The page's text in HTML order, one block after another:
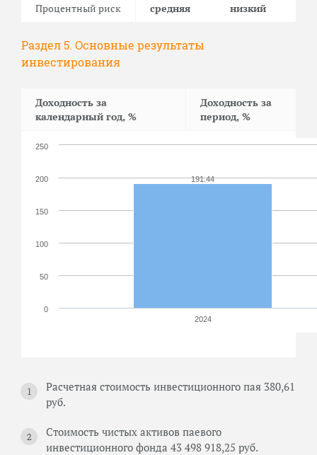
Процентный риск средняя низкий
Раздел 5. Основные результаты
инвестирования
Доходность за
календарный год, %
Доходность за
период, %
191.44
2024
0
50
100
150
200
250
Расчетная стоимость инвестиционного пая 380,61
руб.
Стоимость чистых активов паевого
инвестиционного фонда 43 498 918,25 руб.